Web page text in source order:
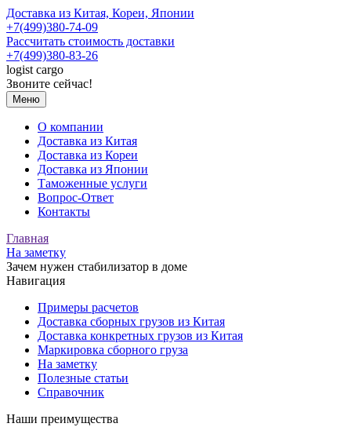
Доставка из Китая, Кореи, Японии
+7(499)380-74-09
Рассчитать стоимость доставки
+7(499)380-83-26
logist cargo
Звоните сейчас!
Меню
О компании
Доставка из Китая
Доставка из Кореи
Доставка из Японии
Таможенные услуги
Вопрос-Ответ
Контакты
Главная
На заметку
Зачем нужен стабилизатор в доме
Навигация
Примеры расчетов
Доставка сборных грузов из Китая
Доставка конкретных грузов из Китая
Маркировка сборного груза
На заметку
Полезные статьи
Справочник
Наши преимущества